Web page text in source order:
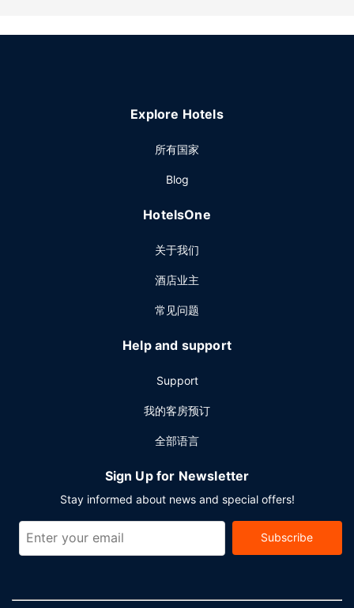
Explore Hotels
所有国家
Blog
HotelsOne
关于我们
酒店业主
常见问题
Help and support
Support
我的客房预订
全部语言
Sign Up for Newsletter
Stay informed about news and special offers!
Subscribe